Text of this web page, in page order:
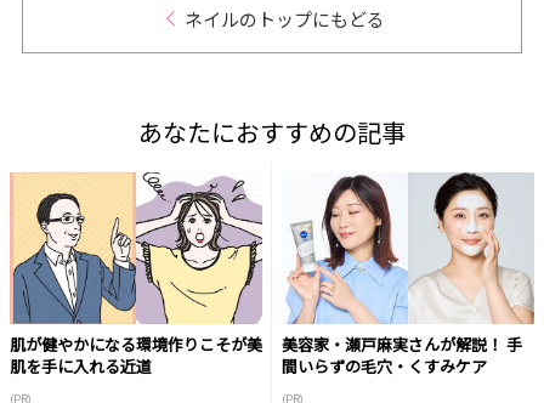
ネイルのトップにもどる
あなたにおすすめの記事
肌が健やかになる環境作りこそが美
肌を手に入れる近道
(PR)
美容家・瀬戸麻実さんが解説！ 手
間いらずの毛穴・くすみケア
(PR)